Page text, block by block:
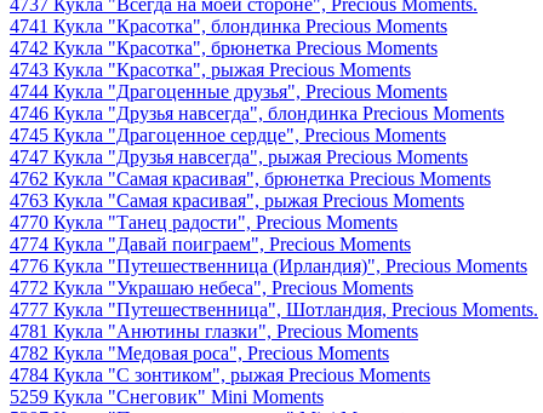
4741 Кукла "Красотка", блондинка Precious Moments
4742 Кукла "Красотка", брюнетка Precious Moments
4743 Кукла "Красотка", рыжая Precious Moments
4744 Кукла "Драгоценные друзья", Precious Moments
4746 Кукла "Друзья навсегда", блондинка Precious Moments
4745 Кукла "Драгоценное сердце", Precious Moments
4747 Кукла "Друзья навсегда", рыжая Precious Moments
4762 Кукла "Самая красивая", брюнетка Precious Moments
4763 Кукла "Самая красивая", рыжая Precious Moments
4770 Кукла "Танец радости", Precious Moments
4774 Кукла "Давай поиграем", Precious Moments
4776 Кукла "Путешественница (Ирландия)", Precious Moments
4772 Кукла "Украшаю небеса", Precious Moments
4777 Кукла "Путешественница", Шотландия, Precious Moments.
4781 Кукла "Анютины глазки", Precious Moments
4782 Кукла "Медовая роса", Precious Moments
4784 Кукла "С зонтиком", рыжая Precious Moments
5259 Кукла "Снеговик" Mini Moments